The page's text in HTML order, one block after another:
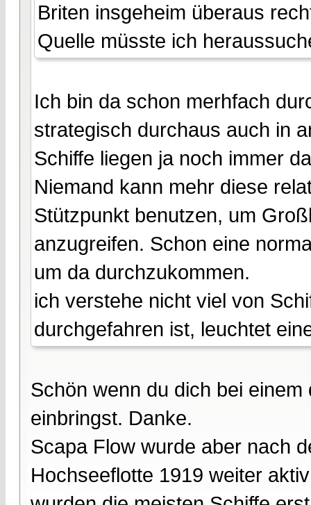
Briten insgeheim überaus
Quelle müsste ich
Ich bin da schon merhfach
strategisch durchaus auch in
Schiffe liegen ja noch immer
Niemand kann mehr diese
Stützpunkt benutzen, um
anzugreifen. Schon eine
um da durchzukommen.
ich verstehe nicht viel von
durchgefahren ist, leuchtet
Schön wenn du dich bei
einbringst. Danke.
Scapa Flow wurde aber nach
Hochseeflotte 1919 weiter